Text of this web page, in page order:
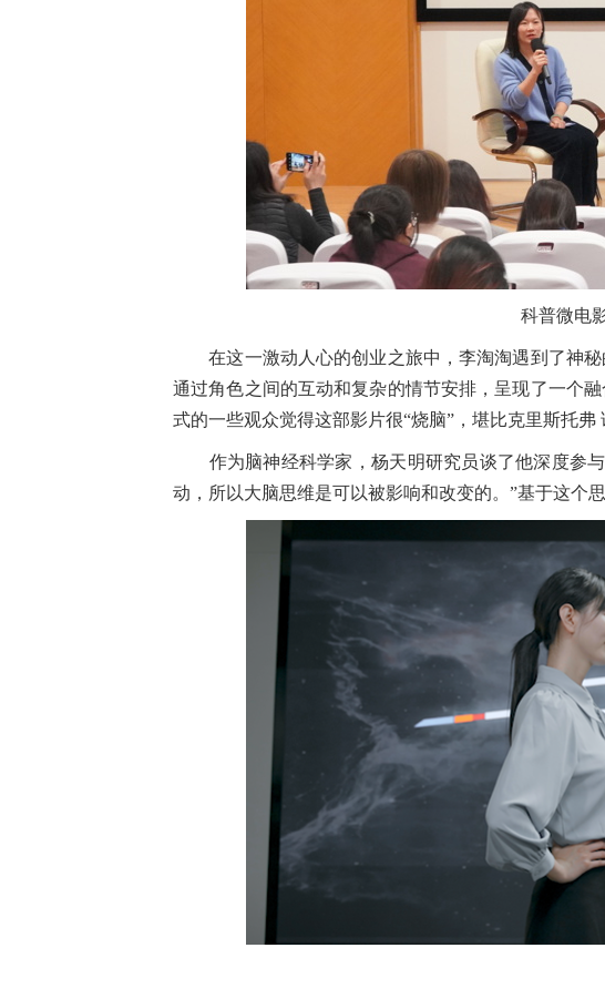
科普微电
在这一激动人心的创业之旅中，李淘淘遇到了神秘
通过角色之间的互动和复杂的情节安排，呈现了一个
式的一些观众觉得这部影片很“烧脑”，堪比克里斯托弗
作为脑神经科学家，杨天明研究员谈了他深度参与
动，所以大脑思维是可以被影响和改变的。”基于这个